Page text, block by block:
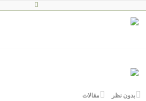
بدون نظر مقالات